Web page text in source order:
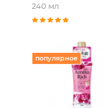
240 мл
популярное